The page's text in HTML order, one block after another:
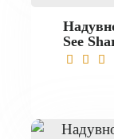
See